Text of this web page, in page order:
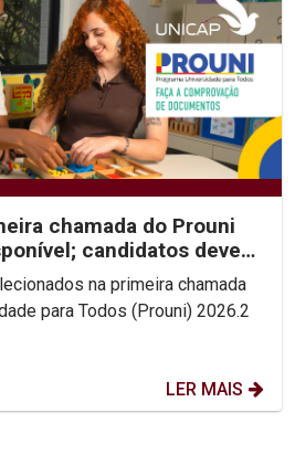
chamada do Prouni
candidatos devem
na primeira chamada
para Todos (Prouni) 2026.2
LER MAIS